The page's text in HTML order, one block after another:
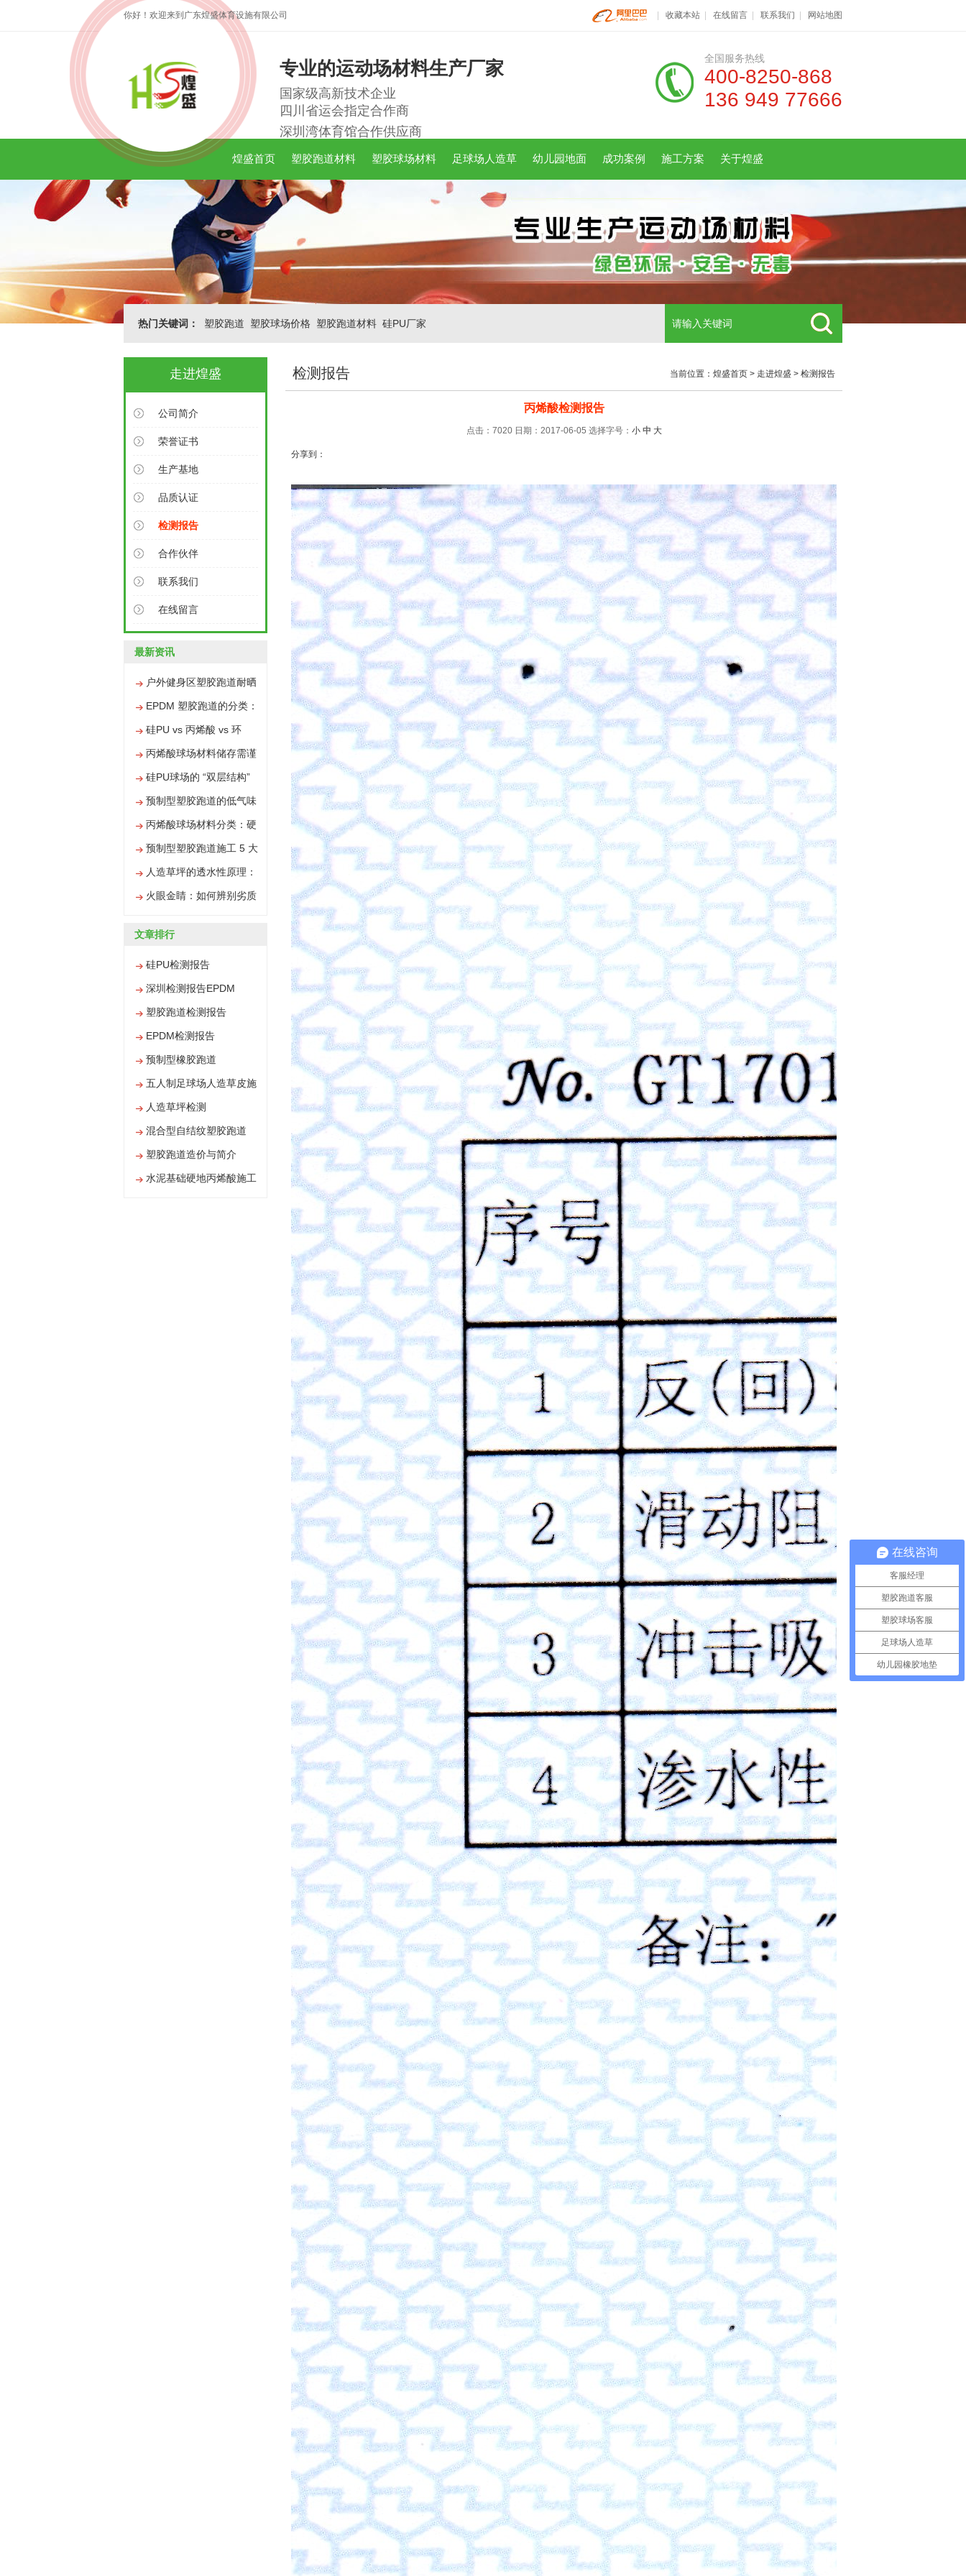
你好！欢迎来到广东煌盛体育设施有限公司 收藏本站 在线留言 联系我们 网站地图
专业的运动场材料生产厂家
国家级高新技术企业
四川省运会指定合作商
深圳湾体育馆合作供应商
全国服务热线
400-8250-868
136 949 77666
煌盛首页 塑胶跑道材料 塑胶球场材料 足球场人造草 幼儿园地面 成功案例 施工方案 关于煌盛
热门关键词： 塑胶跑道 塑胶球场价格 塑胶跑道材料 硅PU厂家
走进煌盛
公司简介
荣誉证书
生产基地
品质认证
检测报告
合作伙伴
联系我们
在线留言
最新资讯
户外健身区塑胶跑道耐晒
防水施工技巧
EPDM 塑胶跑道的分类：
彩色颗粒与普通颗粒有何
不同
硅PU vs 丙烯酸 vs 环
氧，三大球场材料区别全
解析
丙烯酸球场材料储存需谨
慎，搞错易变质
硅PU球场的 “双层结构”
优势，碾压传统球场材料
预制型塑胶跑道的低气味
优势，铺装后快速投入使
用
丙烯酸球场材料分类：硬
地型与弹性型的差异解析
预制型塑胶跑道施工 5 大
步骤，比传统跑道简单太
多
人造草坪的透水性原理：
雨天不积水的秘密
火眼金睛：如何辨别劣质
文章排行
硅PU检测报告
深圳检测报告EPDM
塑胶跑道检测报告
EPDM检测报告
预制型橡胶跑道
五人制足球场人造草皮施
工
人造草坪检测
混合型自结纹塑胶跑道
塑胶跑道造价与简介
水泥基础硬地丙烯酸施工
检测报告 当前位置： 煌盛首页 > 走进煌盛 > 检测报告
丙烯酸检测报告
点击：7020 日期：2017-06-05 选择字号： 小 中 大
分享到：
在线咨询
客服经理
塑胶跑道客服
塑胶球场客服
足球场人造草
幼儿园橡胶地垫